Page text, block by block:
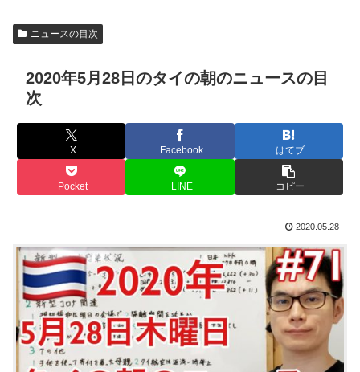
ニュースの目次
2020年5月28日のタイの朝のニュースの目
次
X Facebook はてブ
Pocket LINE コピー
2020.05.28